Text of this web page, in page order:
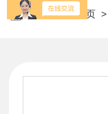
当前位置：首页 >